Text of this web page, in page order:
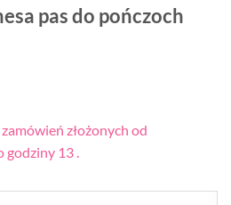
pas do pończoch
złożonych od
godziny 13 .